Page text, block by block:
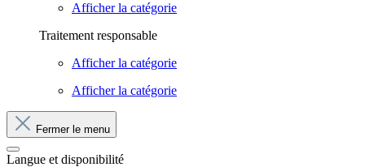
Afficher la catégorie
Traitement responsable
Afficher la catégorie
Afficher la catégorie
Fermer le menu
Langue et disponibilité